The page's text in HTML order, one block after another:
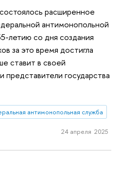
расширенное
антимонопольной
летию со дня создания
за это время достигла
ставит в своей
представители государства
антимонопольная служба
24 апреля 2025